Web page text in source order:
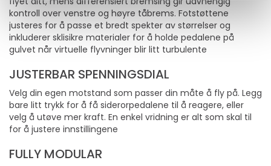
kontroll over venstre og høyre tåbrems. Fotstøttene
justeres for å passe et bredt spekter av størrelser og
inkluderer sklisikre materialer for å holde pedalene på
gulvet når virtuelle flyvninger blir litt turbulente
JUSTERBAR SPENNINGSDIAL
Velg din egen motstand som passer din måte å fly på. Legg
bare litt trykk for å få siderorpedalene til å reagere, eller
velg å utøve mer kraft. En enkel vridning er alt som skal til
for å justere innstillingene
FULLY MODULAR